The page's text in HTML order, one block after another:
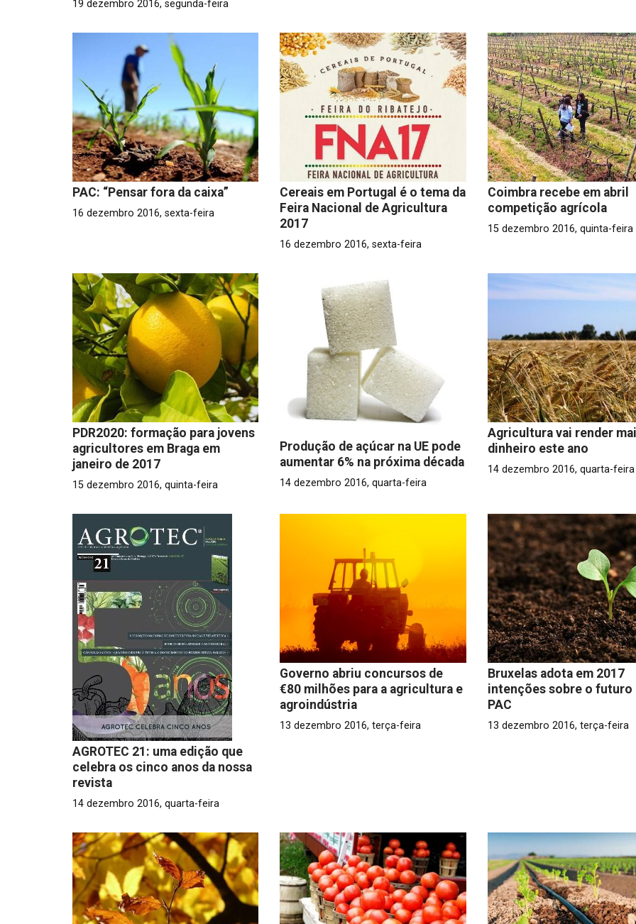
19 dezembro 2016, segunda-feira
PAC: “Pensar fora da caixa”
16 dezembro 2016, sexta-feira
Cereais em Portugal é o tema da
Feira Nacional de Agricultura
2017
16 dezembro 2016, sexta-feira
Coimbra recebe em abril
competição agrícola
15 dezembro 2016, quinta-feira
PDR2020: formação para jovens
agricultores em Braga em
janeiro de 2017
15 dezembro 2016, quinta-feira
Produção de açúcar na UE pode
aumentar 6% na próxima década
14 dezembro 2016, quarta-feira
Agricultura vai render
dinheiro este ano
14 dezembro 2016, quarta-feira
AGROTEC 21: uma edição que
celebra os cinco anos da nossa
revista
14 dezembro 2016, quarta-feira
Governo abriu concursos de
€80 milhões para a agricultura e
agroindústria
13 dezembro 2016, terça-feira
Bruxelas adota em 2017
intenções sobre o futuro
PAC
13 dezembro 2016, terça-feira